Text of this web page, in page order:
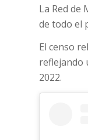
La Red de
de todo el
El censo
reflejando
2022.